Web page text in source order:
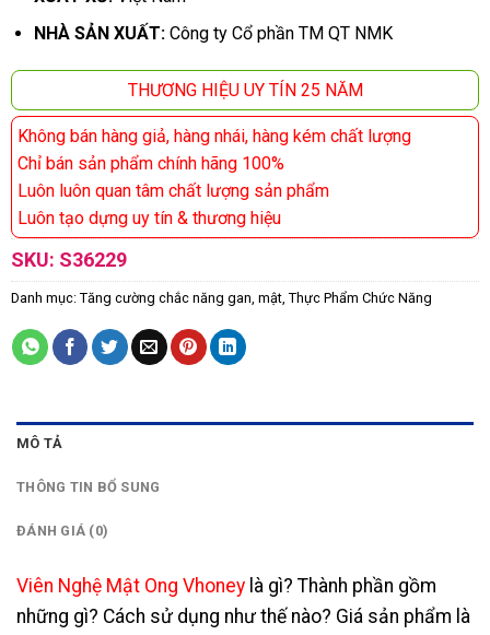
NHÀ SẢN XUẤT: Công ty Cổ phần TM QT NMK
THƯƠNG HIỆU UY TÍN 25 NĂM
Không bán hàng giả, hàng nhái, hàng kém chất lượng
Chỉ bán sản phẩm chính hãng 100%
Luôn luôn quan tâm chất lượng sản phẩm
Luôn tạo dựng uy tín & thương hiệu
SKU: S36229
Danh mục: Tăng cường chắc năng gan, mật, Thực Phẩm Chức Năng
MÔ TẢ
THÔNG TIN BỔ SUNG
ĐÁNH GIÁ (0)
Viên Nghệ Mật Ong Vhoney là gì? Thành phần gồm
những gì? Cách sử dụng như thế nào? Giá sản phẩm là